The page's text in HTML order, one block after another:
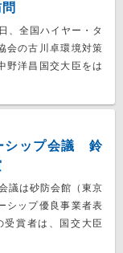
、全国ハイヤー・タ
会の古川卓環境対策
野洋昌国交大臣をは
シップ会議 鈴
議は砂防会館（東京
シップ優良事業者表
賞者は、国交大臣